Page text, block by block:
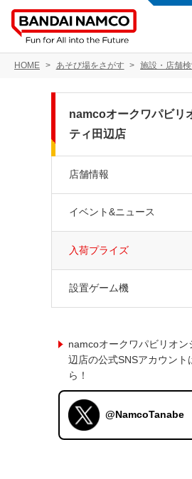
HOME あそび場をさがす 施設・店舗
namcoオークワパビリ
ティ田辺店
店舗情報
イベント&ニュース
入荷プライズ
設置ゲーム機
namcoオークワパビリオン
辺店の公式SNSアカウント
ら！
@NamcoTanabe